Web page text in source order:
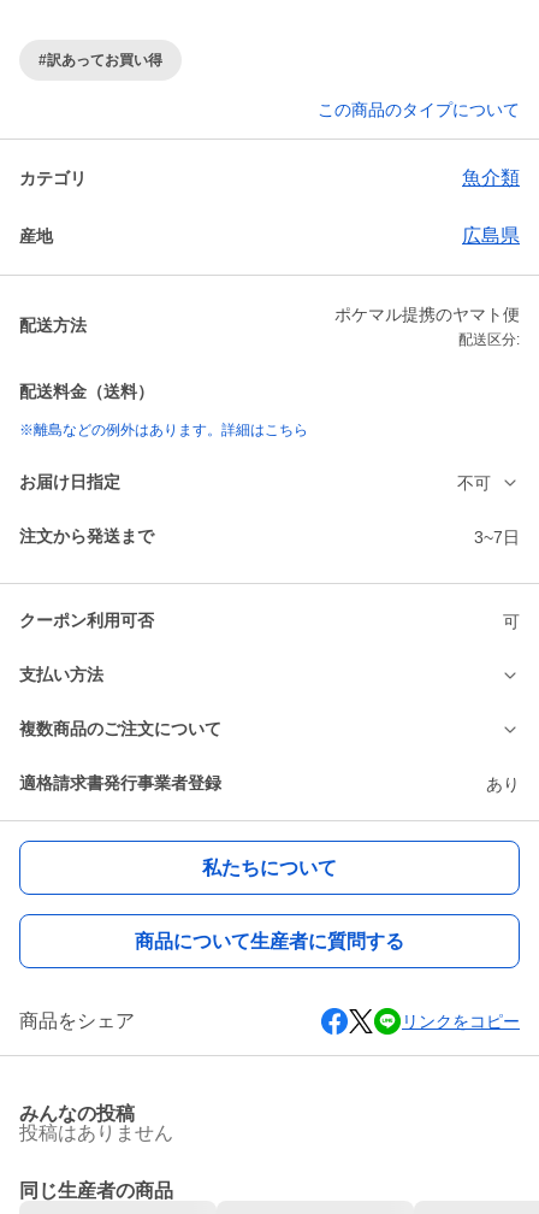
#訳あってお買い得
この商品のタイプについて
カテゴリ 魚介類
産地 広島県
配送方法
ポケマル提携のヤマト便
配送区分:
配送料金（送料）
※離島などの例外はあります。詳細はこちら
お届け日指定 不可
注文から発送まで 3~7日
クーポン利用可否 可
支払い方法
複数商品のご注文について
適格請求書発行事業者登録 あり
私たちについて
商品について生産者に質問する
商品をシェア リンクをコピー
みんなの投稿
投稿はありません
同じ生産者の商品